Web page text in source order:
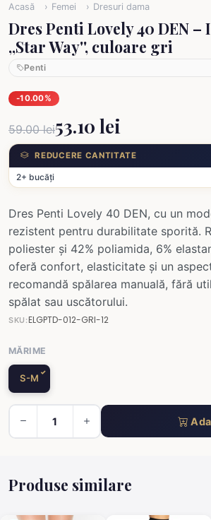
Acasă Femei Dresuri dama
Dres Penti Lovely 40 DEN
,,Star Way'', culoare gri
Penti
-10.00%
59.00 lei53.10 lei
REDUCERE CANTITATE
2+ bucăți
Dres Penti Lovely 40 DEN, cu un
rezistent pentru durabilitate sporită.
poliester și 42% poliamida, 6%
oferă confort, elasticitate și un
recomandă spălarea manuală, fără
spălat sau uscătorului.
SKU:ELGPTD-012-GRI-12
MĂRIME
S-M
Produse similare